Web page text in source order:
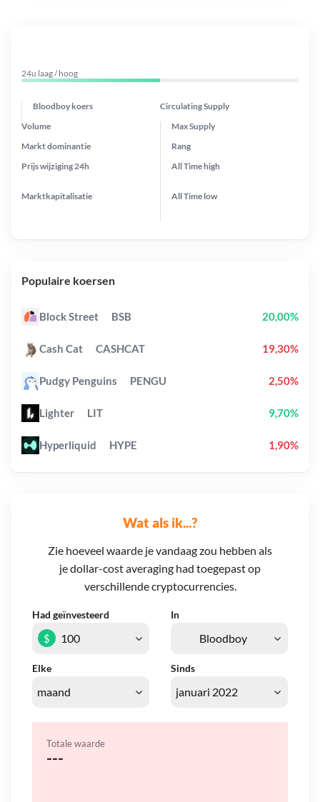
Wat als ik...?
Zie hoeveel waarde je vandaag zou hebben als
je dollar-cost averaging had toegepast op
verschillende cryptocurrencies.
Had geïnvesteerd In
Elke Sinds
$
Totale waarde
---
24u laag / hoog
Bloodboy koers Circulating Supply
Prijs wijziging 24h
Max Supply
Markt dominantie
Marktkapitalisatie
Volume
Rang
All Timehigh
All Time low
Populaire koersen
Block Street BSB 20,00%
Cash Cat CASHCAT 19,30%
Pudgy Penguins PENGU 2,50%
Lighter LIT 9,70%
Hyperliquid HYPE 1,90%